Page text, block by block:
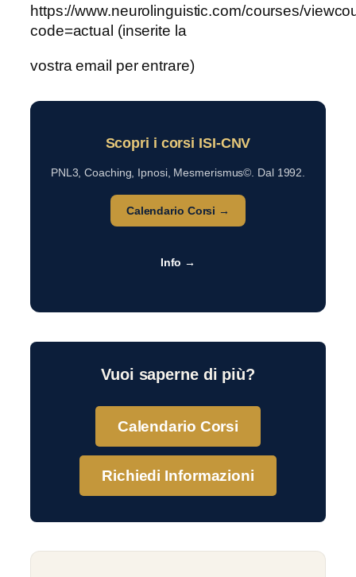
https://www.neurolinguistic.com/courses/
code=actual (inserite la
vostra email per entrare)
Scopri i corsi ISI-CNV
PNL3, Coaching, Ipnosi, Mesmerismus©. Dal 1992.
Calendario Corsi →
Info →
Vuoi saperne di più?
Calendario Corsi
Richiedi Informazioni